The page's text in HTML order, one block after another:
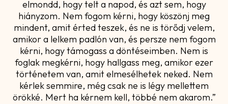
elmondd, hogy telt a napod, és azt sem, hogy
hiányzom. Nem fogom kérni, hogy köszönj meg
mindent, amit érted teszek, és ne is törődj velem,
amikor a lelkem padlón van, és persze nem fogom
kérni, hogy támogass a döntéseimben. Nem is
foglak megkérni, hogy hallgass meg, amikor ezer
történetem van, amit elmesélhetek neked. Nem
kérlek semmire, még csak ne is légy mellettem
örökké. Mert ha kérnem kell, többé nem akarom.”